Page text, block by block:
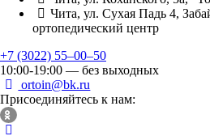
Чита, ул. Сухая Падь 4,
ортопедический центр
+7 (3022) 55‒00‒50
10:00-19:00 — без выходных
ortoin@bk.ru
Присоединяйтесь к нам: